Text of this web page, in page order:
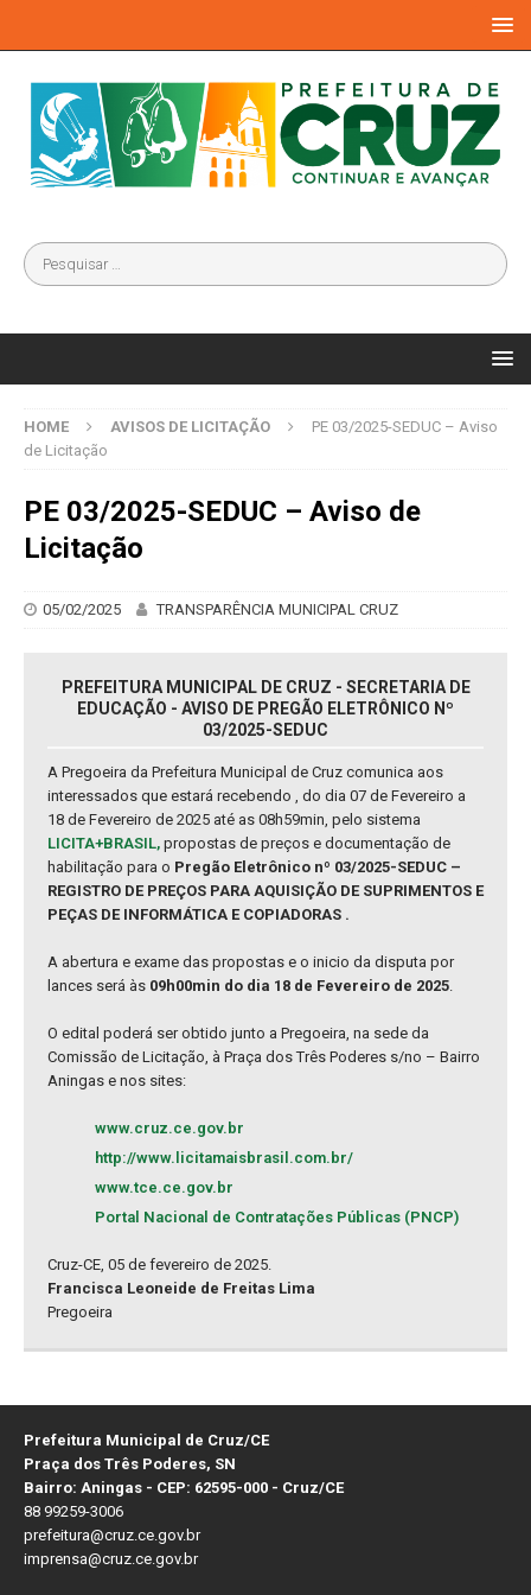
HOME AVISOS DE LICITAÇÃO
PE 03/2025-SEDUC – Aviso
de Licitação
PE 03/2025-SEDUC – Aviso de
Licitação
05/02/2025 TRANSPARÊNCIA MUNICIPAL CRUZ
PREFEITURA MUNICIPAL DE CRUZ - SECRETARIA DE
EDUCAÇÃO - AVISO DE PREGÃO ELETRÔNICO Nº
03/2025-SEDUC
A Pregoeira da Prefeitura Municipal de Cruz comunica aos
interessados que estará recebendo , do dia 07 de Fevereiro a
18 de Fevereiro de 2025 até as 08h59min, pelo sistema
LICITA+BRASIL, propostas de preços e documentação de
habilitação para o Pregão Eletrônico nº 03/2025-SEDUC –
REGISTRO DE PREÇOS PARA AQUISIÇÃO DE SUPRIMENTOS E
PEÇAS DE INFORMÁTICA E COPIADORAS .
A abertura e exame das propostas e o inicio da disputa por
lances será às 09h00min do dia 18 de Fevereiro de 2025.
O edital poderá ser obtido junto a Pregoeira, na sede da
Comissão de Licitação, à Praça dos Três Poderes s/no – Bairro
Aningas e nos sites:
www.cruz.ce.gov.br
http://www.licitamaisbrasil.com.br/
www.tce.ce.gov.br
Portal Nacional de Contratações Públicas (PNCP)
Cruz-CE, 05 de fevereiro de 2025.
Francisca Leoneide de Freitas Lima
Pregoeira
Prefeitura Municipal de Cruz/CE
Praça dos Três Poderes, SN
Bairro: Aningas - CEP: 62595-000 - Cruz/CE
88 99259-3006
prefeitura@cruz.ce.gov.br
imprensa@cruz.ce.gov.br